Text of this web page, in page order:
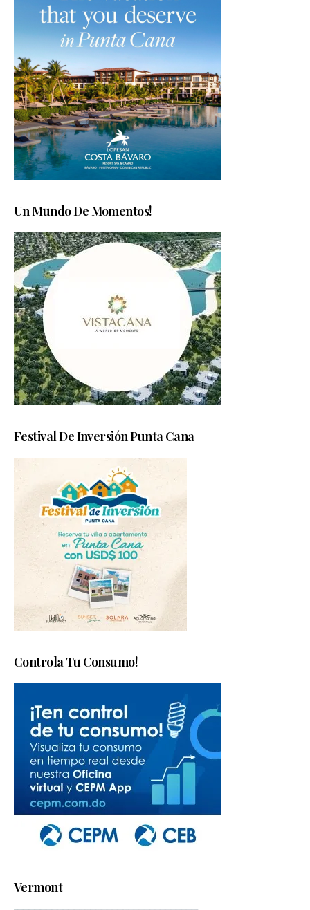
Un Mundo De Momentos!
Festival De Inversión Punta Cana
Controla Tu Consumo!
Vermont